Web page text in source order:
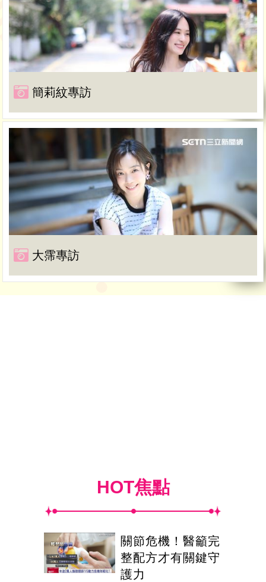
簡莉紋專訪
大霈專訪
HOT焦點
關節危機！醫籲完
整配方才有關鍵守
護力